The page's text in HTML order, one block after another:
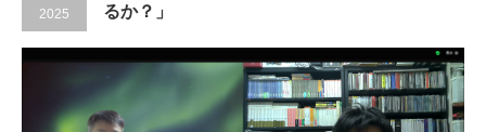
2025
るか？」